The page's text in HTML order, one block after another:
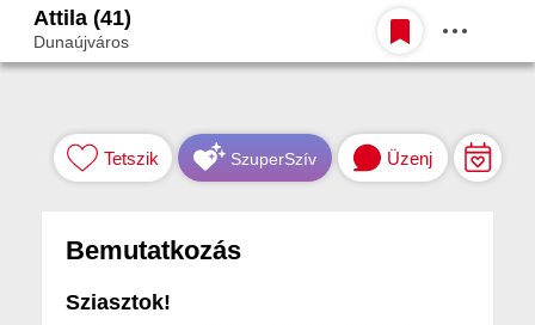
Egy jó randiból bármi lehet.
Belépés
Attila (41)
Dunaújváros
Tetszik SzuperSzív Üzenj
Bemutatkozás
Sziasztok!